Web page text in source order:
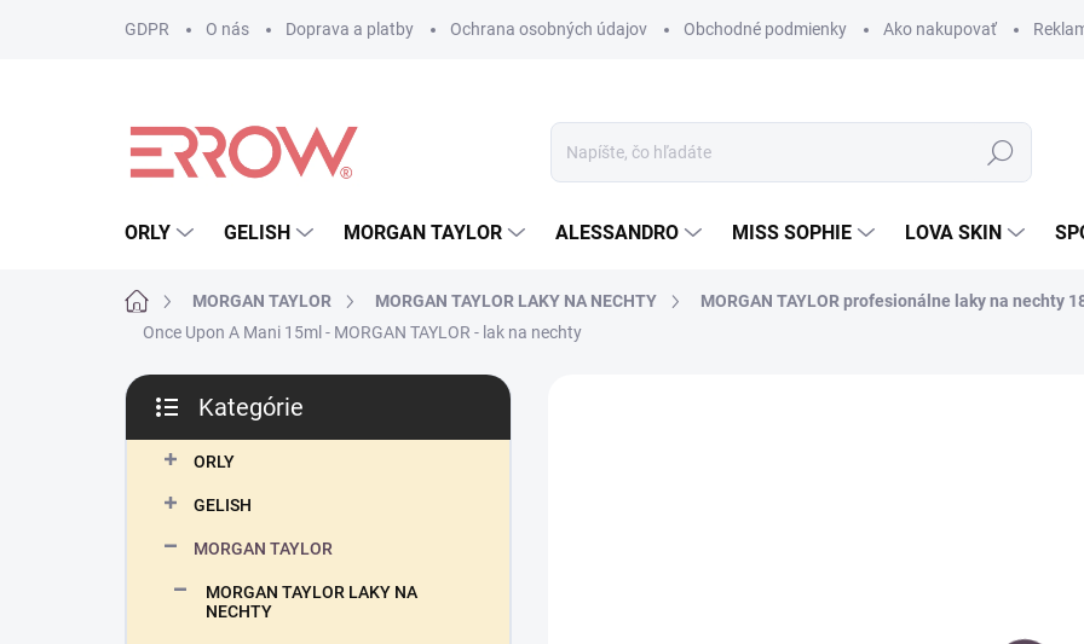
GDPR O nás Doprava a platby Ochrana osobných údajov Obchodné podmienky Ako nakupovať
Hľadať
ORLY GELISH MORGAN TAYLOR ALESSANDRO MISS SOPHIE LOVA SKIN
DomovMORGAN TAYLOR MORGAN TAYLOR LAKY NA NECHTY MORGAN TAYLOR profesionálne laky na nechty
Once Upon A Mani 15ml - MORGAN TAYLOR - lak na nechty
B
č
kategórie
Kategórie
ORLY
GELISH
MORGAN TAYLOR
MORGAN TAYLOR LAKY NA
NECHTY